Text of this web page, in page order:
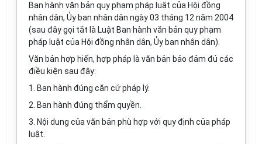
Ban hành văn bản quy phạm pháp luật của Hội đồng
nhân dân, Ủy ban nhân dân ngày 03 tháng 12 năm 2004
(sau đây gọi tắt là Luật Ban hành văn bản quy phạm
pháp luật của Hội đồng nhân dân, Ủy ban nhân dân).
Văn bản hợp hiến, hợp pháp là văn bản bảo đảm đủ các
điều kiện sau đây:
1. Ban hành đúng căn cứ pháp lý.
2. Ban hành đúng thẩm quyền.
3. Nội dung của văn bản phù hợp với quy định của pháp
luật.